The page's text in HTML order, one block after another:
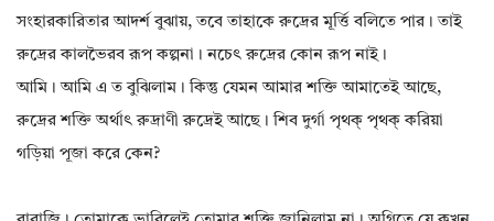
সংহারকারিতার আদর্শ বুঝায়, তবে তাহাকে রুদ্রের মূর্ত্তি বলিতে পার। তাই
রুদ্রের কালভৈরব রূপ কল্পনা। নচেৎ রুদ্রের কোন রূপ নাই।
আমি। আমি এ ত বুঝিলাম। কিন্তু যেমন আমার শক্তি আমাতেই আছে,
রুদ্রের শক্তি অর্থাৎ রুদ্রাণী রুদ্রেই আছে। শিব দুর্গা পৃথক্ পৃথক্ করিয়া
গড়িয়া পূজা করে কেন?